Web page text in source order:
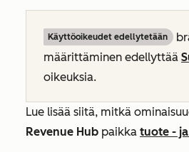
Käyttöoikeudet edellytetään
määrittäminen edellyttää
oikeuksia.
Lue lisää siitä, mitkä
Revenue Hub paikka tuote -